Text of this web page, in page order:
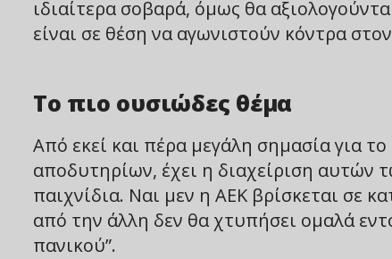
ιδιαίτερα σοβαρά, όμως θα
είναι σε θέση να αγωνιστούν κόντρα
Το πιο ουσιώδες θέμα
Από εκεί και πέρα μεγάλη σημασία για
αποδυτηρίων, έχει η διαχείριση αυτών
παιχνίδια. Ναι μεν η ΑΕΚ βρίσκεται σε
από την άλλη δεν θα χτυπήσει ομαλά
πανικού”.